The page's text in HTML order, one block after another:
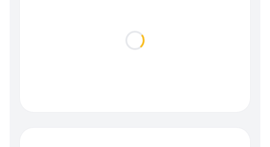
Loading...